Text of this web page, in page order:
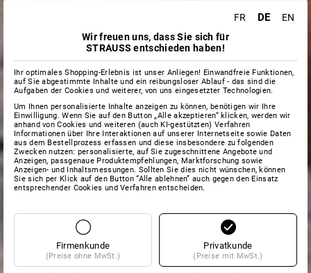
FR DE
EN
Wir freuen uns, dass Sie sich für
STRAUSS entschieden haben!
Ihr optimales Shopping-Erlebnis ist unser Anliegen! Einwandfreie Funktionen,
auf Sie abgestimmte Inhalte und ein reibungsloser Ablauf - das sind die
Aufgaben der Cookies und weiterer, von uns eingesetzter Technologien.
Um Ihnen personalisierte Inhalte anzeigen zu können, benötigen wir Ihre
Einwilligung. Wenn Sie auf den Button „Alle akzeptieren“ klicken, werden wir
anhand von Cookies und weiteren (auch KI-gestützten) Verfahren
Informationen über Ihre Interaktionen auf unserer Internetseite sowie Daten
aus dem Bestellprozess erfassen und diese insbesondere zu folgenden
Zwecken nutzen: personalisierte, auf Sie zugeschnittene Angebote und
Anzeigen, passgenaue Produktempfehlungen, Marktforschung sowie
Anzeigen- und Inhaltsmessungen. Sollten Sie dies nicht wünschen, können
Sie sich per Klick auf den Button “Alle ablehnen” auch gegen den Einsatz
entsprechender Cookies und Verfahren entscheiden.
Firmenkunde
(Preise ohne MwSt.)
Privatkunde
(Preise mit MwSt.)